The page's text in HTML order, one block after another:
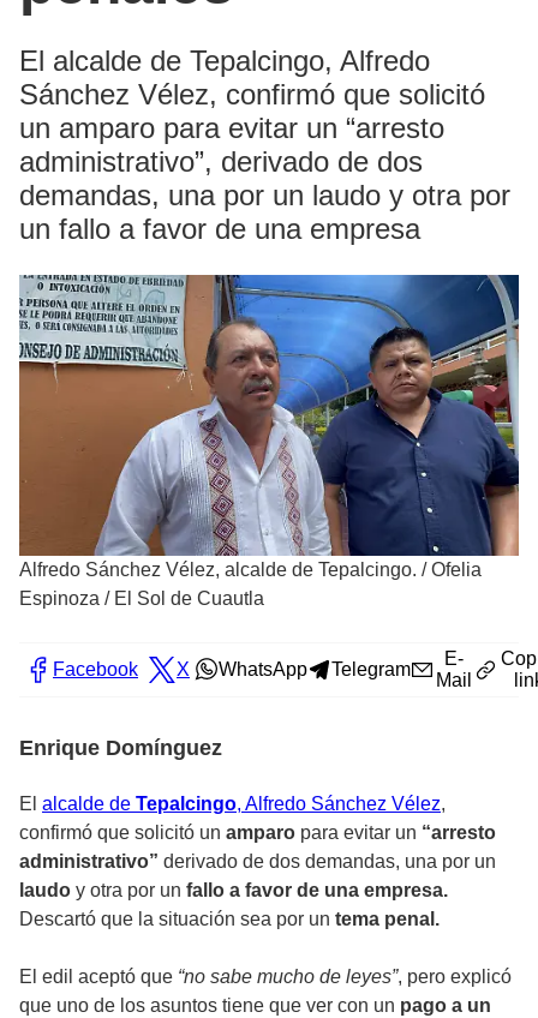
El alcalde de Tepalcingo, Alfredo
Sánchez Vélez, confirmó que solicitó
un amparo para evitar un “arresto
administrativo”, derivado de dos
demandas, una por un laudo y otra por
un fallo a favor de una empresa
Alfredo Sánchez Vélez, alcalde de Tepalcingo. /Ofelia
Espinoza / El Sol de Cuautla
Facebook X WhatsApp Telegram
E-
Mail
Enrique Domínguez
El alcalde de Tepalcingo, Alfredo Sánchez Vélez,
confirmó que solicitó un amparo para evitar un “arresto
administrativo” derivado de dos demandas, una por un
laudo y otra por un fallo a favor de una empresa.
Descartó que la situación sea por un tema penal.
El edil aceptó que “no sabe mucho de leyes”, pero explicó
que uno de los asuntos tiene que ver con un pago a un